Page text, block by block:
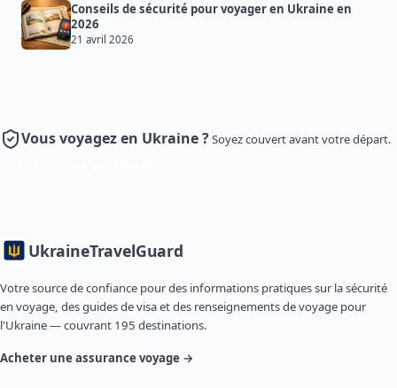
Conseils de sécurité pour voyager en Ukraine en
2026
21 avril 2026
Vous voyagez en Ukraine ?Soyez couvert avant votre départ.
UkraineTravelGuard
Votre source de confiance pour des informations pratiques sur la sécurité
en voyage, des guides de visa et des renseignements de voyage pour
l'Ukraine — couvrant 195 destinations.
Acheter une assurance voyage →